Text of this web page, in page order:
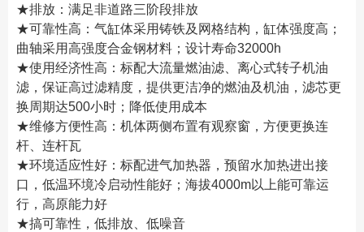
★排放：满足非道路三阶段排放
★可靠性高：气缸体采用铸铁及网格结构，缸体强度高；
曲轴采用高强度合金钢材料；设计寿命32000h
★使用经济性高：标配大流量燃油滤、离心式转子机油
滤，保证高过滤精度，提供更洁净的燃油及机油，滤芯更
换周期达500小时；降低使用成本
★维修方便性高：机体两侧布置有观察窗，方便更换连
杆、连杆瓦
★环境适应性好：标配进气加热器，预留水加热进出接
口，低温环境冷启动性能好；海拔4000m以上能可靠运
行，高原能力好
★搞可靠性，低排放、低噪音